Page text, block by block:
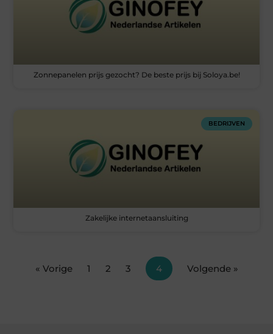
Zonnepanelen prijs gezocht? De beste prijs bij Soloya.be!
BEDRIJVEN
Zakelijke internetaansluiting
« Vorige 1 2 3 4 Volgende »